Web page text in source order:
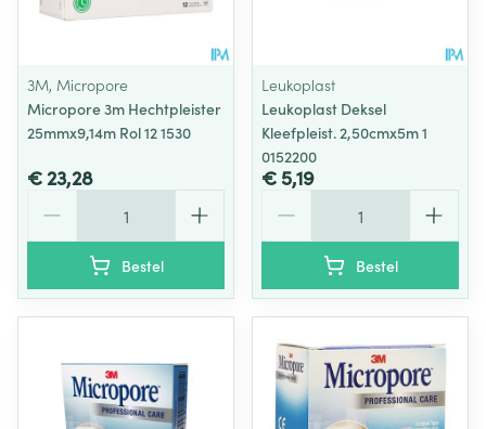
3M, Micropore
Micropore 3m Hechtpleister
25mmx9,14m Rol 12 1530
€ 23,28
Bestel
Leukoplast
Leukoplast Deksel
Kleefpleist. 2,50cmx5m 1
0152200
€ 5,19
Bestel